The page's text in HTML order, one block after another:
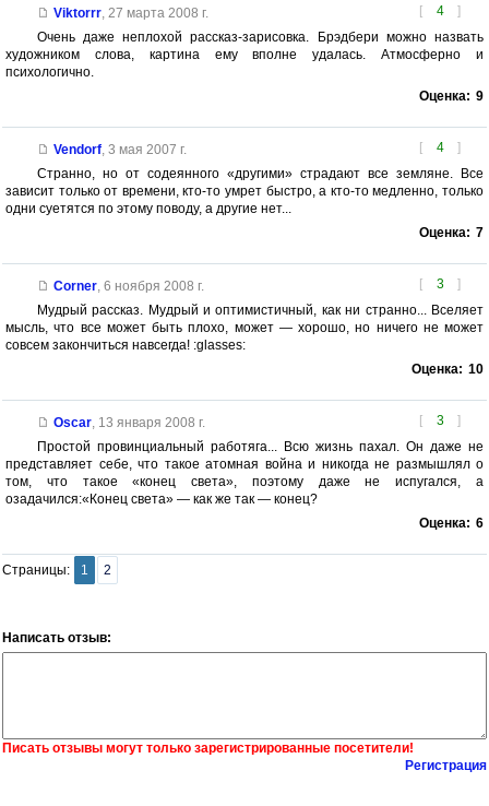
[ 4 ]
Viktorrr, 27 марта 2008 г.
Очень даже неплохой рассказ-зарисовка. Брэдбери можно назвать
художником слова, картина ему вполне удалась. Атмосферно и
психологично.
Оценка: 9
[ 4 ]
Vendorf, 3 мая 2007 г.
Странно, но от содеянного «другими» страдают все земляне. Все
зависит только от времени, кто-то умрет быстро, а кто-то медленно, только
одни суетятся по этому поводу, а другие нет...
Оценка: 7
[ 3 ]
Corner, 6 ноября 2008 г.
Мудрый рассказ. Мудрый и оптимистичный, как ни странно... Вселяет
мысль, что все может быть плохо, может — хорошо, но ничего не может
совсем закончиться навсегда! :glasses:
Оценка: 10
[ 3 ]
Oscar, 13 января 2008 г.
Простой провинциальный работяга... Всю жизнь пахал. Он даже не
представляет себе, что такое атомная война и никогда не размышлял о
том, что такое «конец света», поэтому даже не испугался, а
озадачился:«Конец света» — как же так — конец?
Оценка: 6
Страницы: 1 2
Написать отзыв:
Писать отзывы могут только зарегистрированные посетители!
Регистрация